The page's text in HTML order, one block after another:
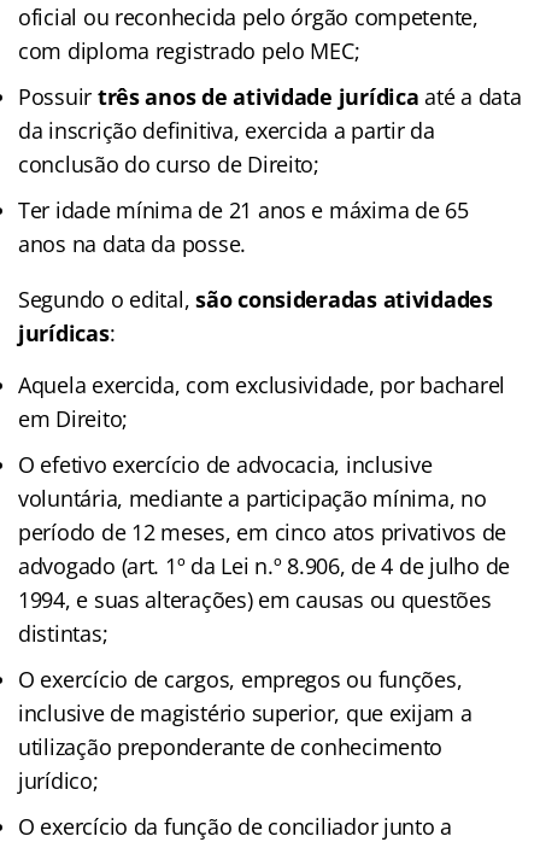
oficial ou reconhecida pelo órgão competente,
com diploma registrado pelo MEC;
Possuir três anos de atividade jurídica até a data
da inscrição definitiva, exercida a partir da
conclusão do curso de Direito;
Ter idade mínima de 21 anos e máxima de 65
anos na data da posse.
Segundo o edital,são consideradas atividades
jurídicas:
Aquela exercida, com exclusividade, por bacharel
em Direito;
O efetivo exercício de advocacia, inclusive
voluntária, mediante a participação mínima, no
período de 12 meses, em cinco atos privativos de
advogado (art. 1º da Lei n.º 8.906, de 4 de julho de
1994, e suas alterações) em causas ou questões
distintas;
O exercício de cargos, empregos ou funções,
inclusive de magistério superior, que exijam a
utilização preponderante de conhecimento
jurídico;
O exercício da função de conciliador junto a